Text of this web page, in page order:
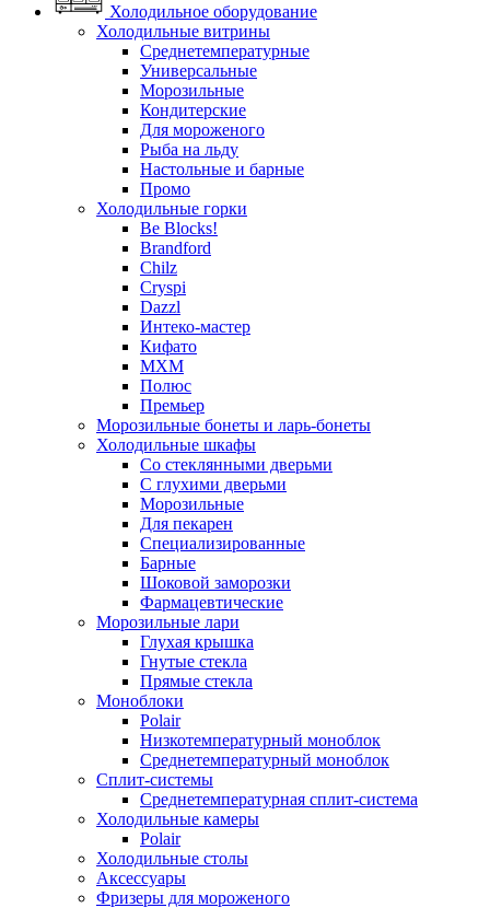
Холодильное оборудование
Холодильные витрины
Среднетемпературные
Универсальные
Морозильные
Кондитерские
Для мороженого
Рыба на льду
Настольные и барные
Промо
Холодильные горки
Be Blocks!
Brandford
Chilz
Cryspi
Dazzl
Интеко-мастер
Кифато
МХМ
Полюс
Премьер
Морозильные бонеты и ларь-бонеты
Холодильные шкафы
Со стеклянными дверьми
С глухими дверьми
Морозильные
Для пекарен
Специализированные
Барные
Шоковой заморозки
Фармацевтические
Морозильные лари
Глухая крышка
Гнутые стекла
Прямые стекла
Моноблоки
Polair
Низкотемпературный моноблок
Среднетемпературный моноблок
Сплит-системы
Среднетемпературная сплит-система
Холодильные камеры
Polair
Холодильные столы
Аксессуары
Фризеры для мороженого